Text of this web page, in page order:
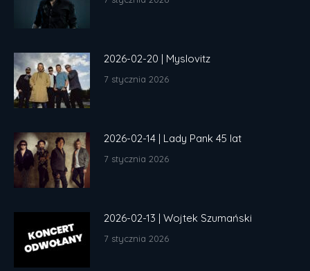
2026-02-20 | Myslovitz
7 stycznia 2026
2026-02-14 | Lady Pank 45 lat
7 stycznia 2026
2026-02-13 | Wojtek Szumański
7 stycznia 2026